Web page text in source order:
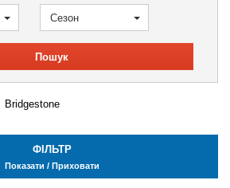
Сезон
Пошук
Bridgestone
ФІЛЬТР
Показати / Приховати